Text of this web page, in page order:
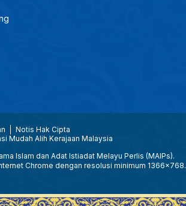
Notis Hak Cipta
Mudah Alih Kerajaan Malaysia
Islam dan Adat Istiadat Melayu Perlis (MAIPs).
Chrome dengan resolusi minimum 1366x768.